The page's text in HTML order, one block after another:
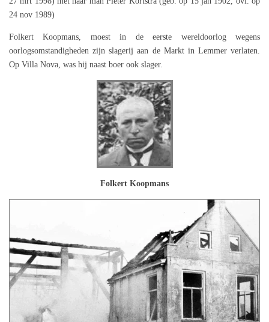
24 nov 1989)
Folkert Koopmans, moest in de eerste wereldoorlog wegens
oorlogsomstandigheden zijn slagerij aan de Markt in Lemmer verlaten.
Op Villa Nova, was hij naast boer ook slager.
Folkert Koopmans